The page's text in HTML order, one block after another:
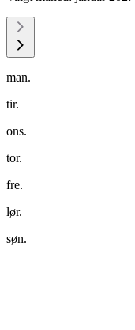
man.
tir.
ons.
tor.
fre.
lør.
søn.